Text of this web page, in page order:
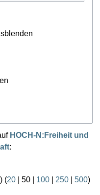
HOCH-N:Freiheit und
:
) (20 50 100 250 500)